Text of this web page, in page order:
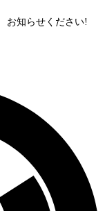
お知らせください!